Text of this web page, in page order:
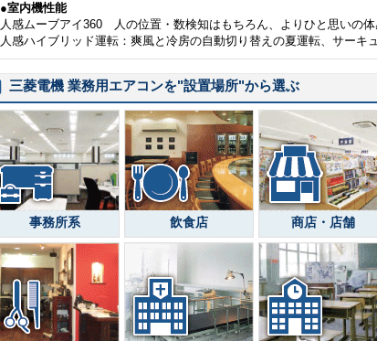
●室内機性能
人感ムーブアイ360 人の位置・数検知はもちろん、よりひと思いの
人感ハイブリッド運転：爽風と冷房の自動切り替えの夏運転、サーキ
三菱電機 業務用エアコンを"設置場所"から選ぶ
事務所系 飲食店 商店・店舗